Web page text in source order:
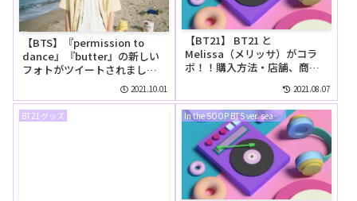
【BTS】『permission to
dance』『butter』の新しい
フォトがツイートされまし
2021.10.01
【BT21】 BT21 と
Melissa（メリッサ）がコラ
ボ！！購入方法・店舗、商品
2021.08.07
BT21グッズ In the SOOP BTS ver. season2